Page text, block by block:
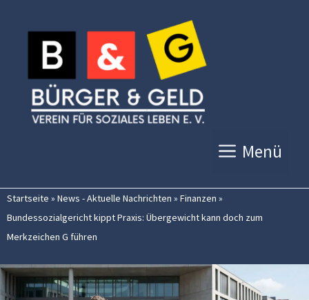
Inhalt
springen
Menü
Startseite » News - Aktuelle Nachrichten » Finanzen »
Bundessozialgericht kippt Praxis: Übergewicht kann doch zum
Merkzeichen G führen